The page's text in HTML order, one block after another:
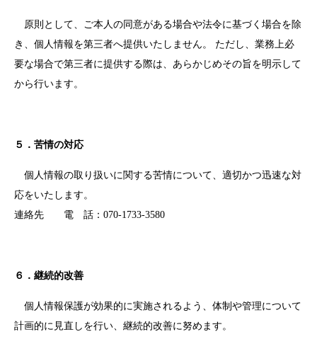
原則として、ご本人の同意がある場合や法令に基づく場合を除
き、個人情報を第三者へ提供いたしません。 ただし、業務上必
要な場合で第三者に提供する際は、あらかじめその旨を明示して
から行います。
５．苦情の対応
個人情報の取り扱いに関する苦情について、適切かつ迅速な対
応をいたします。
連絡先 電 話：070-1733-3580
６．継続的改善
個人情報保護が効果的に実施されるよう、体制や管理について
計画的に見直しを行い、継続的改善に努めます。